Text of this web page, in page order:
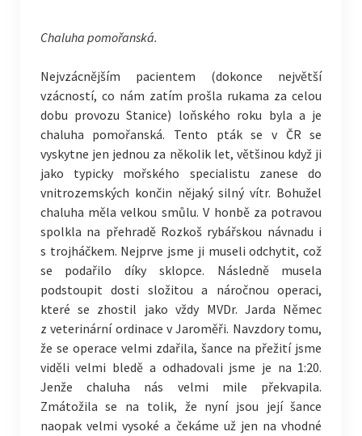
Chaluha pomořanská.
Nejvzácnějším pacientem (dokonce největší
vzácností, co nám zatím prošla rukama za celou
dobu provozu Stanice) loňského roku byla a je
chaluha pomořanská. Tento pták se v ČR se
vyskytne jen jednou za několik let, většinou když ji
jako typicky mořského specialistu zanese do
vnitrozemských končin nějaký silný vítr. Bohužel
chaluha měla velkou smůlu. V honbě za potravou
spolkla na přehradě Rozkoš rybářskou návnadu i
s trojháčkem. Nejprve jsme ji museli odchytit, což
se podařilo díky sklopce. Následně musela
podstoupit dosti složitou a náročnou operaci,
které se zhostil jako vždy MVDr. Jarda Němec
z veterinární ordinace v Jaroměři. Navzdory tomu,
že se operace velmi zdařila, šance na přežití jsme
viděli velmi bledě a odhadovali jsme je na 1:20.
Jenže chaluha nás velmi mile překvapila.
Zmátožila se na tolik, že nyní jsou její šance
naopak velmi vysoké a čekáme už jen na vhodné